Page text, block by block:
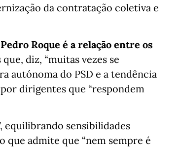
da contratação coletiva e
Roque é a relação entre os
diz, “muitas vezes se
autónoma do PSD e a tendência
dirigentes que “respondem
equilibrando sensibilidades
que admite que “nem sempre é